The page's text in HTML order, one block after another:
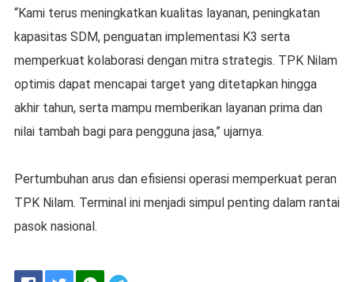
“Kami terus meningkatkan kualitas layanan, peningkatan
kapasitas SDM, penguatan implementasi K3 serta
memperkuat kolaborasi dengan mitra strategis. TPK Nilam
optimis dapat mencapai target yang ditetapkan hingga
akhir tahun, serta mampu memberikan layanan prima dan
nilai tambah bagi para pengguna jasa,” ujarnya.
Pertumbuhan arus dan efisiensi operasi memperkuat peran
TPK Nilam. Terminal ini menjadi simpul penting dalam rantai
pasok nasional.